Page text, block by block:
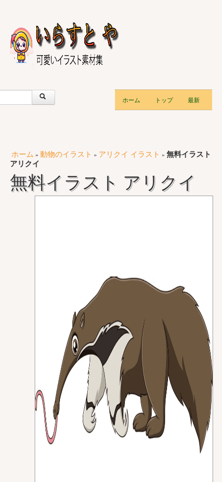
ホーム トップ 最新
ホーム » 動物のイラスト » アリクイ イラスト » 無料イラスト
アリクイ
無料イラスト アリクイ